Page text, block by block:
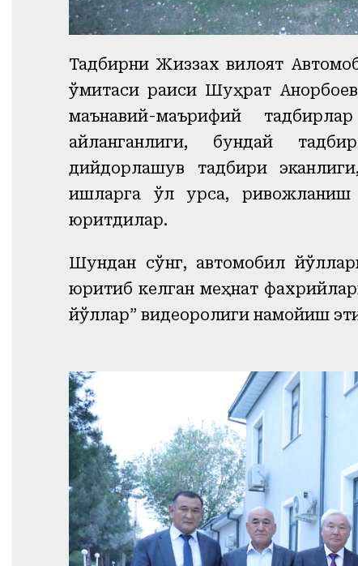
Тадбирни Жиззах вилоят
қўмитаси раиси Шуҳрат
маънавий-маърифий
айланганлиги, бундай
дийдорлашув тадбири
ишларга қўл урса, ривожланиш
юритдилар.
Шундан сўнг, автомобил
юритиб келган меҳнат
йўллар” видеоролиги намойиш